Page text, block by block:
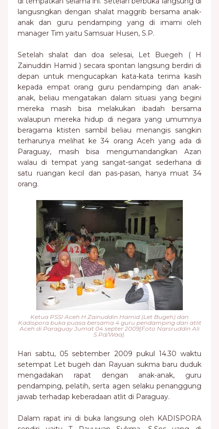
langusngkan dengan shalat maggrib bersama anak-
anak dan guru pendamping yang di imami oleh
manager Tim yaitu Samsuar Husen, S.P.
Setelah shalat dan doa selesai, Let Buegeh ( H
Zainuddin Hamid ) secara spontan langsung berdiri di
depan untuk mengucapkan kata-kata terima kasih
kepada empat orang guru pendamping dan anak-
anak, beliau mengatakan dalam situasi yang begini
mereka masih bisa melakukan ibadah bersama
walaupun mereka hidup di negara yang umumnya
beragama ktisten sambil beliau menangis sangkin
terharunya melihat ke 34 orang Aceh yang ada di
Paraguay, masih bisa mengumandangkan Azan
walau di tempat yang sangat-sangat sederhana di
satu ruangan kecil dan pas-pasan, hanya muat 34
orang.
Ketua PSSI Aceh H Zainuddin Hamid (Let Bugeh) dan
Kadispora buka puasa bersama 4 guru pendamping dan atlit
Aceh di Paraguay Jumat 04 septer 2009[Foto Narsruddin Ali
S.Pd/Waa].
Hari sabtu, 05 sebtember 2009 pukul 14.30 waktu
setempat Let bugeh dan Rayuan sukma baru duduk
mengadakan rapat dengan anak-anak, guru
pendamping, pelatih, serta agen selaku penanggung
jawab terhadap keberadaan atlit di Paraguay.
Dalam rapat ini di buka langsung oleh KADISPORA